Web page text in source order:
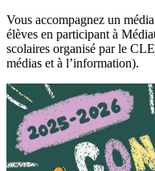
Vous accompagnez un
élèves en participant à
scolaires organisé par le
médias et à l’information).